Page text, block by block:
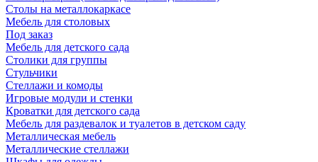
Столы на металлокаркасе
Мебель для столовых
Под заказ
Мебель для детского сада
Столики для группы
Стульчики
Стеллажи и комоды
Игровые модули и стенки
Кроватки для детского сада
Мебель для раздевалок и туалетов в детском саду
Металлическая мебель
Металлические стеллажи